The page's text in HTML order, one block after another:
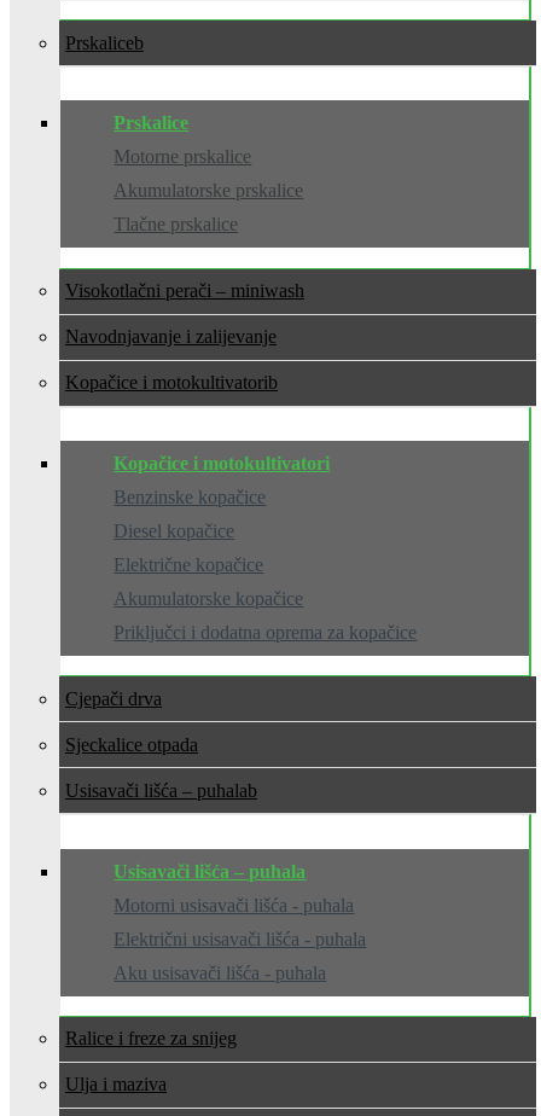
Prskalice
Prskalice
Motorne prskalice
Akumulatorske prskalice
Tlačne prskalice
Visokotlačni perači – miniwash
Navodnjavanje i zalijevanje
Kopačice i motokultivatori
Kopačice i motokultivatori
Benzinske kopačice
Diesel kopačice
Električne kopačice
Akumulatorske kopačice
Priključci i dodatna oprema za kopačice
Cjepači drva
Sjeckalice otpada
Usisavači lišća – puhala
Usisavači lišća – puhala
Motorni usisavači lišća - puhala
Električni usisavači lišća - puhala
Aku usisavači lišća - puhala
Ralice i freze za snijeg
Ulja i maziva